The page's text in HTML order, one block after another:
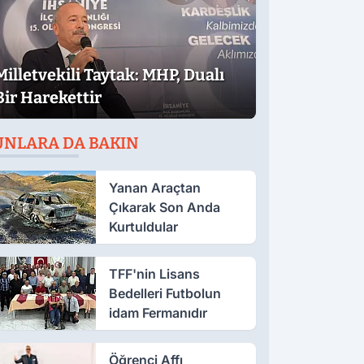
Taytak: MHP, Dualı
Harekettir
DA BAKIN
Yanan Araçtan
Çıkarak Son Anda
Kurtuldular
TFF'nin Lisans
Bedelleri Futbolun
idam Fermanıdır
Öğrenci Affı